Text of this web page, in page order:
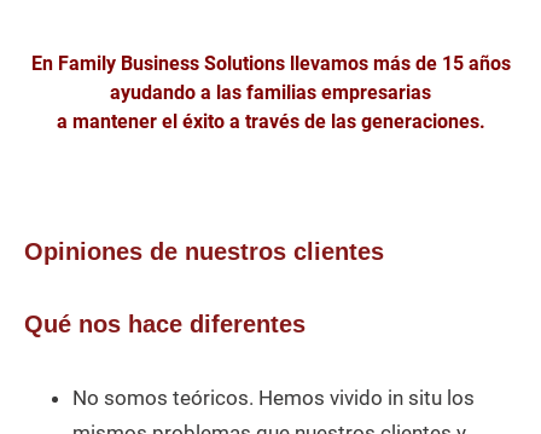
En Family Business Solutions llevamos más de 15 años
ayudando a las familias empresarias
a mantener el éxito a través de las generaciones.
Opiniones de nuestros clientes
Qué nos hace diferentes
No somos teóricos. Hemos vivido in situ los